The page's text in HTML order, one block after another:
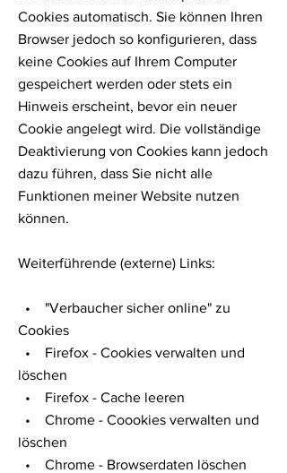
Cookies automatisch. Sie können Ihren
Browser jedoch so konfigurieren, dass
keine Cookies auf Ihrem Computer
gespeichert werden oder stets ein
Hinweis erscheint, bevor ein neuer
Cookie angelegt wird. Die vollständige
Deaktivierung von Cookies kann jedoch
dazu führen, dass Sie nicht alle
Funktionen meiner Website nutzen
können.
Weiterführende (externe) Links:
• "Verbaucher sicher online" zu
Cookies
• Firefox - Cookies verwalten und
löschen
• Firefox - Cache leeren
• Chrome - Coookies verwalten und
löschen
• Chrome - Browserdaten löschen